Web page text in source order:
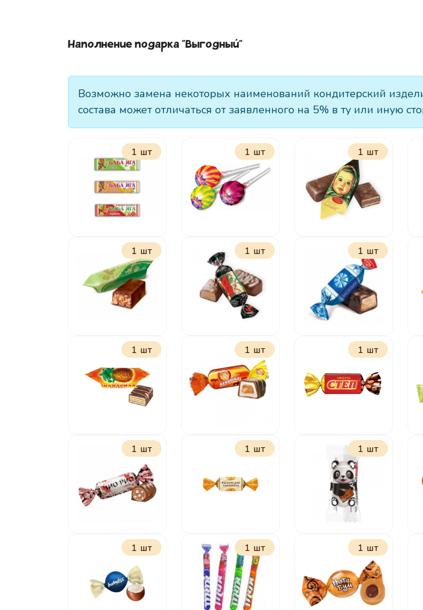
Наполнение подарка "Выгодный"
Возможно замена некоторых наименований кондитерский
состава может отличаться от заявленного на 5% в ту или иную
1 шт
Жевательная
конфета Баба
Яга 11 г
1 шт
Карамель на
палочке
Страйк 11 г
1 шт
Алёнка
1 шт
Грильяжные
мягкий
1 шт
Маска
1 шт
Васильки
1 шт
Ананасная
долина
1 шт
Лёвушка
1 шт
1 шт
Чио-Рио
1 шт
Яшкинская
картошка
1 шт
Панда
Молочно-
шоколадное
1 шт 1 шт 1 шт